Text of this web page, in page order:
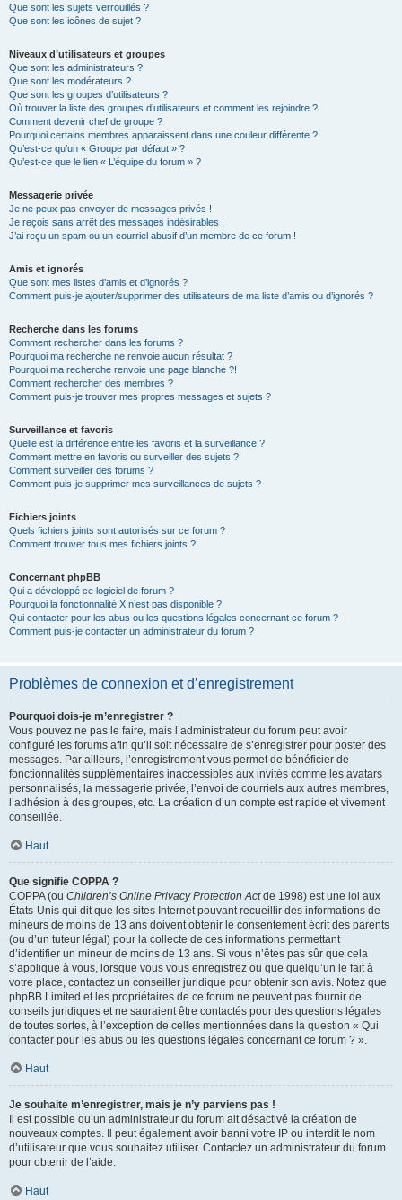
Que sont les sujets verrouillés ?
Que sont les icônes de sujet ?
Niveaux d’utilisateurs et groupes
Que sont les administrateurs ?
Que sont les modérateurs ?
Que sont les groupes d’utilisateurs ?
Où trouver la liste des groupes d’utilisateurs et comment les rejoindre ?
Comment devenir chef de groupe ?
Pourquoi certains membres apparaissent dans une couleur différente ?
Qu’est-ce qu’un « Groupe par défaut » ?
Qu’est-ce que le lien « L’équipe du forum » ?
Messagerie privée
Je ne peux pas envoyer de messages privés !
Je reçois sans arrêt des messages indésirables !
J’ai reçu un spam ou un courriel abusif d’un membre de ce forum !
Amis et ignorés
Que sont mes listes d’amis et d’ignorés ?
Comment puis-je ajouter/supprimer des utilisateurs de ma liste d’amis ou d’ignorés ?
Recherche dans les forums
Comment rechercher dans les forums ?
Pourquoi ma recherche ne renvoie aucun résultat ?
Pourquoi ma recherche renvoie une page blanche ?!
Comment rechercher des membres ?
Comment puis-je trouver mes propres messages et sujets ?
Surveillance et favoris
Quelle est la différence entre les favoris et la surveillance ?
Comment mettre en favoris ou surveiller des sujets ?
Comment surveiller des forums ?
Comment puis-je supprimer mes surveillances de sujets ?
Fichiers joints
Quels fichiers joints sont autorisés sur ce forum ?
Comment trouver tous mes fichiers joints ?
Concernant phpBB
Qui a développé ce logiciel de forum ?
Pourquoi la fonctionnalité X n’est pas disponible ?
Qui contacter pour les abus ou les questions légales concernant ce forum ?
Comment puis-je contacter un administrateur du forum ?
Problèmes de connexion et d’enregistrement
Pourquoi dois-je m’enregistrer ?
Vous pouvez ne pas le faire, mais l’administrateur du forum peut avoir
configuré les forums afin qu’il soit nécessaire de s’enregistrer pour poster des
messages. Par ailleurs, l’enregistrement vous permet de bénéficier de
fonctionnalités supplémentaires inaccessibles aux invités comme les avatars
personnalisés, la messagerie privée, l’envoi de courriels aux autres membres,
l’adhésion à des groupes, etc. La création d’un compte est rapide et vivement
conseillée.
Haut
Que signifie COPPA ?
COPPA (ou Children’s Online Privacy Protection Actde 1998) est une loi aux
États-Unis qui dit que les sites Internet pouvant recueillir des informations de
mineurs de moins de 13 ans doivent obtenir le consentement écrit des parents
(ou d’un tuteur légal) pour la collecte de ces informations permettant
d’identifier un mineur de moins de 13 ans. Si vous n’êtes pas sûr que cela
s’applique à vous, lorsque vous vous enregistrez ou que quelqu’un le fait à
votre place, contactez un conseiller juridique pour obtenir son avis. Notez que
phpBB Limited et les propriétaires de ce forum ne peuvent pas fournir de
conseils juridiques et ne sauraient être contactés pour des questions légales
de toutes sortes, à l’exception de celles mentionnées dans la question « Qui
contacter pour les abus ou les questions légales concernant ce forum ? ».
Haut
Je souhaite m’enregistrer, mais je n’y parviens pas !
Il est possible qu’un administrateur du forum ait désactivé la création de
nouveaux comptes. Il peut également avoir banni votre IP ou interdit le nom
d’utilisateur que vous souhaitez utiliser. Contactez un administrateur du forum
pour obtenir de l’aide.
Haut